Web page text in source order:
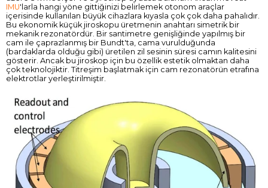
IMU'larla hangi yöne gittiğinizi belirlemek otonom araçlar
içerisinde kullanılan büyük cihazlara kıyasla çok çok daha pahalıdır.
Bu ekonomik küçük jiroskopu üretmenin anahtarı simetrik bir
mekanik rezonatördür. Bir santimetre genişliğinde yapılmış bir
cam ile çaprazlanmış bir Bundt'ta, cama vurulduğunda
(bardaklarda olduğu gibi) üretilen zil sesinin süresi camın kalitesini
gösterir. Ancak bu jiroskop için bu özellik estetik olmaktan daha
çok teknolojiktir. Titreşim başlatmak için cam rezonatörün etrafına
elektrotlar yerleştirilmiştir.